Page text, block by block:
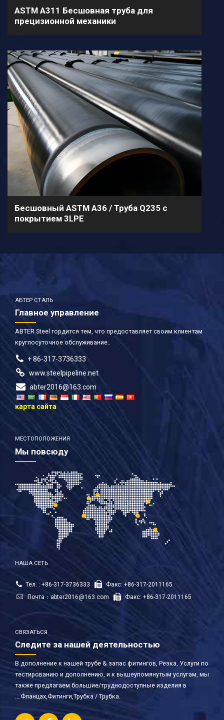
ASTM A311 Бесшовная труба для
прецизионной механики
Бесшовный ASTM A36 / Труба Q235 с
покрытием 3LPE
АБТЕР СТАЛЬ
Главное управление
ABTER Steel гордится тем, что предоставляет своим клиентам
круглосуточное обслуживание..
+ 86-317-3736333
www.steelpipeline.net
abter2016@163.com
карта сайта
МЕСТОПОЛОЖЕНИЯ
Мы повсюду
НАША СЕТЬ
Тел. : +86-317-3736333
Факс: +86-317-2011165
Почта： abter2016@163.com Факс: +86-317-2011165
СВЯЗАТЬСЯ
Следите за нашей деятельностью
В дополнение к нашей трубе & запас фитингов, Резка, Услуги по
тестированию и дополнению, и к вышеупомянутым услугам, мы
также предлагаем большие/труднодоступные изделия в
….Фланцах,Фитинги,Трубка / Трубка.